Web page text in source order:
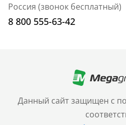
Данный сайт защищен с
Россия (звонок бесплатный)
8 800 555-63-42
+7 (499) 705-30-10
Санкт-Петербург
+7 (812) 600-77-33